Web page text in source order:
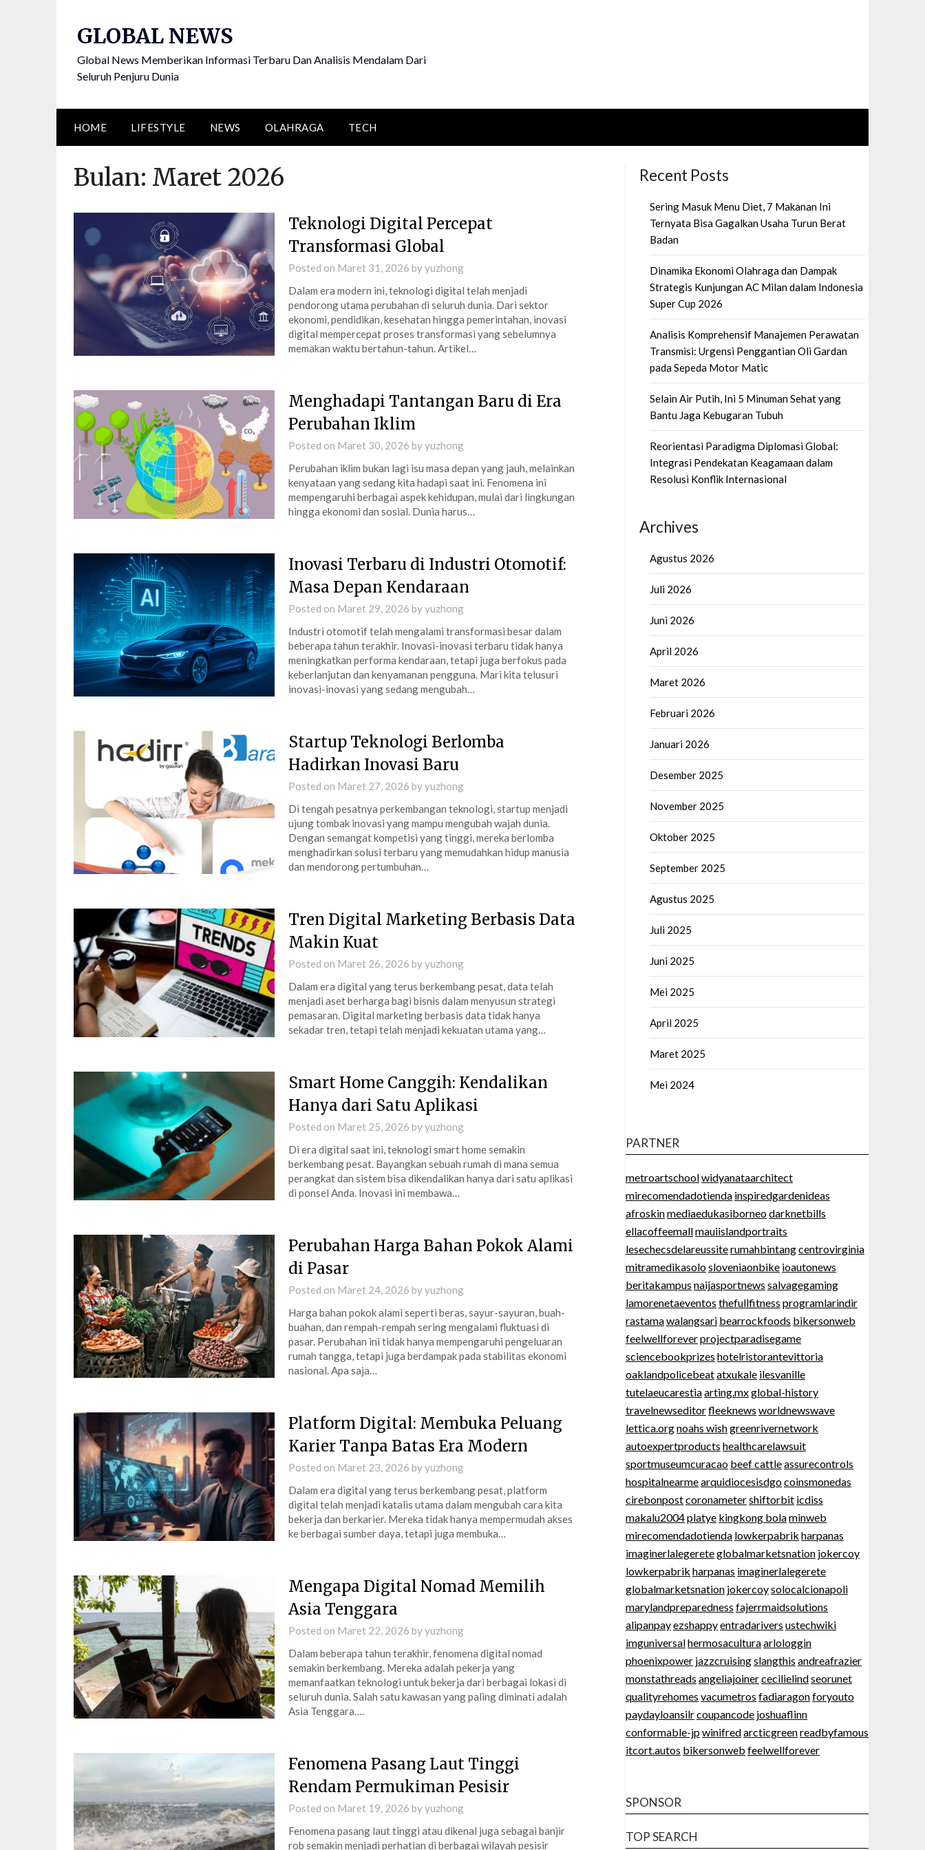
GLOBAL NEWS
Global News Memberikan Informasi Terbaru Dan Analisis Mendalam Dari
Seluruh Penjuru Dunia
HOME LIFESTYLE NEWS OLAHRAGA TECH
Bulan: Maret 2026
Teknologi Digital Percepat
Transformasi Global
Posted on Maret 31, 2026 byyuzhong
Dalam era modern ini, teknologi digital telah menjadi
pendorong utama perubahan di seluruh dunia. Dari sektor
ekonomi, pendidikan, kesehatan hingga pemerintahan, inovasi
digital mempercepat proses transformasi yang sebelumnya
memakan waktu bertahun-tahun. Artikel…
Menghadapi Tantangan Baru di Era
Perubahan Iklim
Posted on Maret 30, 2026 byyuzhong
Perubahan iklim bukan lagi isu masa depan yang jauh, melainkan
kenyataan yang sedang kita hadapi saat ini. Fenomena ini
mempengaruhi berbagai aspek kehidupan, mulai dari lingkungan
hingga ekonomi dan sosial. Dunia harus…
Inovasi Terbaru di Industri Otomotif:
Masa Depan Kendaraan
Posted on Maret 29, 2026 byyuzhong
Industri otomotif telah mengalami transformasi besar dalam
beberapa tahun terakhir. Inovasi-inovasi terbaru tidak hanya
meningkatkan performa kendaraan, tetapi juga berfokus pada
keberlanjutan dan kenyamanan pengguna. Mari kita telusuri
inovasi-inovasi yang sedang mengubah…
Startup Teknologi Berlomba
Hadirkan Inovasi Baru
Posted on Maret 27, 2026 byyuzhong
Di tengah pesatnya perkembangan teknologi, startup menjadi
ujung tombak inovasi yang mampu mengubah wajah dunia.
Dengan semangat kompetisi yang tinggi, mereka berlomba
menghadirkan solusi terbaru yang memudahkan hidup manusia
dan mendorong pertumbuhan…
Tren Digital Marketing Berbasis Data
Makin Kuat
Posted on Maret 26, 2026 byyuzhong
Dalam era digital yang terus berkembang pesat, data telah
menjadi aset berharga bagi bisnis dalam menyusun strategi
pemasaran. Digital marketing berbasis data tidak hanya
sekadar tren, tetapi telah menjadi kekuatan utama yang…
Smart Home Canggih: Kendalikan
Hanya dari Satu Aplikasi
Posted on Maret 25, 2026 byyuzhong
Di era digital saat ini, teknologi smart home semakin
berkembang pesat. Bayangkan sebuah rumah di mana semua
perangkat dan sistem bisa dikendalikan hanya dari satu aplikasi
di ponsel Anda. Inovasi ini membawa…
Perubahan Harga Bahan Pokok Alami
di Pasar
Posted on Maret 24, 2026 byyuzhong
Harga bahan pokok alami seperti beras, sayur-sayuran, buah-
buahan, dan rempah-rempah sering mengalami fluktuasi di
pasar. Perubahan ini tidak hanya mempengaruhi pengeluaran
rumah tangga, tetapi juga berdampak pada stabilitas ekonomi
nasional. Apa saja…
Platform Digital: Membuka Peluang
Karier Tanpa Batas Era Modern
Posted on Maret 23, 2026 byyuzhong
Dalam era digital yang terus berkembang pesat, platform
digital telah menjadi katalis utama dalam mengubah cara kita
bekerja dan berkarier. Mereka tidak hanya mempermudah akses
ke berbagai sumber daya, tetapi juga membuka…
Mengapa Digital Nomad Memilih
Asia Tenggara
Posted on Maret 22, 2026 byyuzhong
Dalam beberapa tahun terakhir, fenomena digital nomad
semakin berkembang. Mereka adalah pekerja yang
memanfaatkan teknologi untuk bekerja dari berbagai lokasi di
seluruh dunia. Salah satu kawasan yang paling diminati adalah
Asia Tenggara….
Fenomena Pasang Laut Tinggi
Rendam Permukiman Pesisir
Posted on Maret 19, 2026 byyuzhong
Fenomena pasang laut tinggi atau dikenal juga sebagai banjir
rob semakin menjadi perhatian di berbagai wilayah pesisir
Recent Posts
Sering Masuk Menu Diet, 7 Makanan Ini
Ternyata Bisa Gagalkan Usaha Turun Berat
Badan
Dinamika Ekonomi Olahraga dan Dampak
Strategis Kunjungan AC Milan dalam Indonesia
Super Cup 2026
Analisis Komprehensif Manajemen Perawatan
Transmisi: Urgensi Penggantian Oli Gardan
pada Sepeda Motor Matic
Selain Air Putih, Ini 5 Minuman Sehat yang
Bantu Jaga Kebugaran Tubuh
Reorientasi Paradigma Diplomasi Global:
Integrasi Pendekatan Keagamaan dalam
Resolusi Konflik Internasional
Archives
Agustus 2026
Juli 2026
Juni 2026
April 2026
Maret 2026
Februari 2026
Januari 2026
Desember 2025
November 2025
Oktober 2025
September 2025
Agustus 2025
Juli 2025
Juni 2025
Mei 2025
April 2025
Maret 2025
Mei 2024
PARTNER
metroartschoolwidyanataarchitect
mirecomendadotienda inspiredgardenideas
afroskinmediaedukasiborneodarknetbills
ellacoffeemallmauiislandportraits
lesechecsdelareussiterumahbintangcentrovirginia
mitramedikasolosloveniaonbike ioautonews
beritakampus naijasportnews salvagegaming
lamorenetaeventos thefullfitness programlarindir
rastamawalangsari bearrockfoods bikersonweb
feelwellforeverprojectparadisegame
sciencebookprizes hotelristorantevittoria
oaklandpolicebeatatxukale ilesvanille
tutelaeucarestiaarting.mxglobal-history
travelnewseditorfleeknews worldnewswave
lettica.orgnoahs wishgreenrivernetwork
autoexpertproducts healthcarelawsuit
sportmuseumcuracao beef cattleassurecontrols
hospitalnearmearquidiocesisdgocoinsmonedas
cirebonpostcoronametershiftorbit icdiss
makalu2004platye kingkong bolaminweb
mirecomendadotienda lowkerpabrik harpanas
imaginerlalegereteglobalmarketsnation jokercoy
lowkerpabrik harpanas imaginerlalegerete
globalmarketsnation jokercoysolocalcionapoli
marylandpreparedness fajerrmaidsolutions
alipanpayezshappyentradarivers ustechwiki
imguniversalhermosaculturaarlologgin
phoenixpower jazzcruisingslangthis andreafrazier
monstathreads angeliajoinercecilielindseorunet
qualityrehomes vacumetros fadiaragonforyouto
paydayloansilrcoupancode joshuaflinn
conformable-jpwinifredarcticgreenreadbyfamous
itcort.autos bikersonweb feelwellforever
SPONSOR
TOP SEARCH